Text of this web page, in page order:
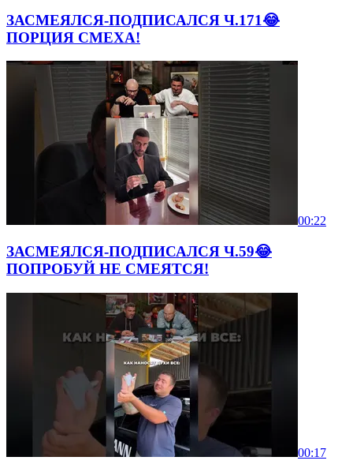
ЗАСМЕЯЛСЯ-ПОДПИСАЛСЯ Ч.171😂
ПОРЦИЯ СМЕХА!
00:22
ЗАСМЕЯЛСЯ-ПОДПИСАЛСЯ Ч.59😂
ПОПРОБУЙ НЕ СМЕЯТСЯ!
00:17